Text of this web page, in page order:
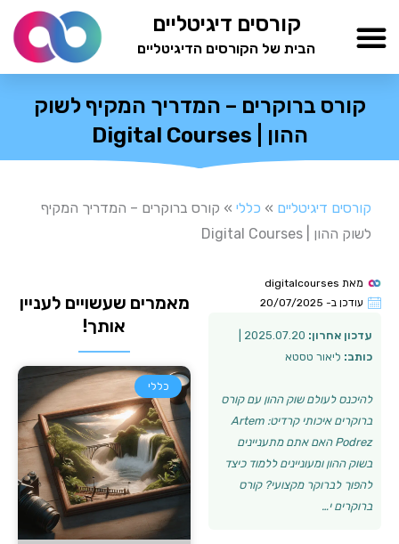
לתוכן
קורסים דיגיטליים
הבית של הקורסים הדיגיטליים
קורס ברוקרים – המדריך המקיף לשוק
ההון | Digital Courses
קורסים דיגיטליים » כללי » קורס ברוקרים – המדריך המקיף
לשוק ההון | Digital Courses
מאת
עודכן ב- 20/07/2025
עדכון אחרון:
כותב: ליאור טסטא
להיכנס לעולם שוק ההון עם קורס
ברוקרים איכותי קרדיט: Artem
Podrez האם אתם מתעניינים
בשוק ההון ומעוניינים ללמוד כיצד
להפוך לברוקר מקצועי? קורס
ברוקרים י…
מאמרים שעשויים לעניין
אותך!
כללי